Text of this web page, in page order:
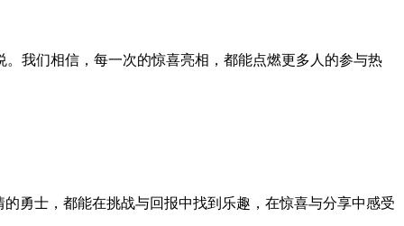
我们相信，每一次的惊喜亮相，都能点燃更多人的参与热
勇士，都能在挑战与回报中找到乐趣，在惊喜与分享中感受